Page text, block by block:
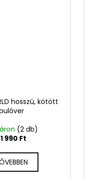
hosszú, kötött
(2 db)
990 Ft